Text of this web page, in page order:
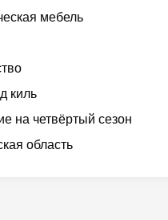
мебель
киль
на четвёртый сезон
область